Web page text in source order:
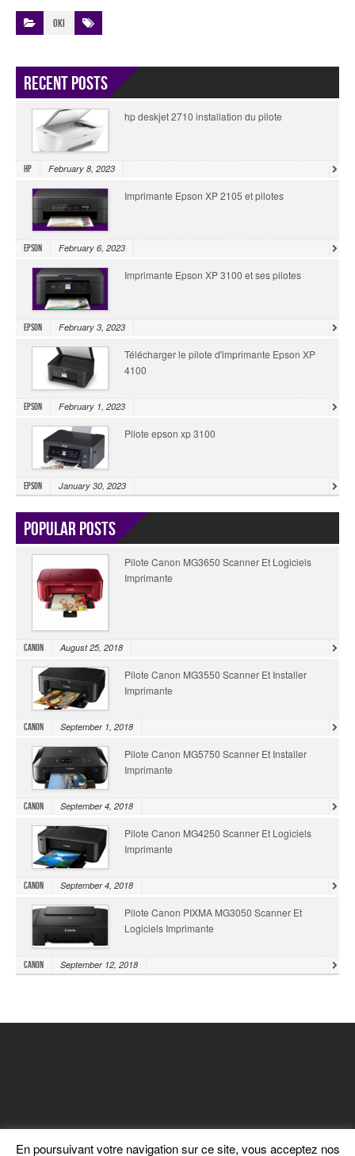
OKI
Recent Posts
hp deskjet 2710 installation du pilote
HP February 8, 2023
Imprimante Epson XP 2105 et pilotes
Epson February 6, 2023
Imprimante Epson XP 3100 et ses pilotes
Epson February 3, 2023
Télécharger le pilote d'imprimante Epson XP
4100
Epson February 1, 2023
Pilote epson xp 3100
Epson January 30, 2023
Popular Posts
Pilote Canon MG3650 Scanner Et Logiciels
Imprimante
Canon August 25, 2018
Pilote Canon MG3550 Scanner Et Installer
Imprimante
Canon September 1, 2018
Pilote Canon MG5750 Scanner Et Installer
Imprimante
Canon September 4, 2018
Pilote Canon MG4250 Scanner Et Logiciels
Imprimante
Canon September 4, 2018
Pilote Canon PIXMA MG3050 Scanner Et
Logiciels Imprimante
Canon September 12, 2018
En poursuivant votre navigation sur ce site, vous acceptez nos